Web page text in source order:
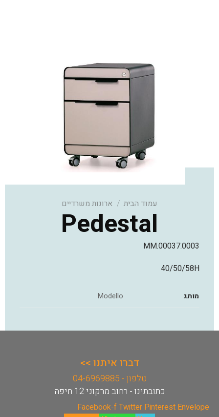
עמוד הבית / ארונות משרדיים
Pedestal
MM.00037.0003
40/50/58H
מותג Modello
דברו איתנו >>
טלפון - 04-6969885
כתובתינו - רחוב מרקוני 12 חיפה
Facebook-f Twitter Pinterest Envelope